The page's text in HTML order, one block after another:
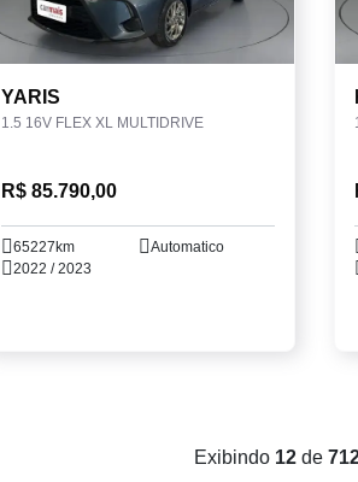
YARIS
1.5 16V FLEX XL MULTIDRIVE
R$ 85.790,00
65227km
Automatico
2022 / 2023
Exibindo 12de